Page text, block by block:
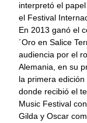
interpretó el
el Festival
En 2013 ganó el
´Oro en Salice
audiencia por el
Alemania, en su
la primera edición
donde recibió el
Music Festival
Gilda y Oscar